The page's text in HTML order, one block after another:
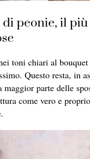
peonie, il più
toni chiari al
Questo resta, in
maggior parte delle
come vero e